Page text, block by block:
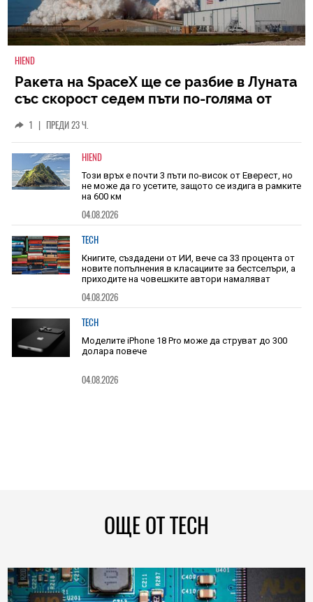
HIEND
Ракета на SpaceX ще се разбие в Луната
със скорост седем пъти по-голяма от
1 | ПРЕДИ 23 Ч.
HIEND
Този връх е почти 3 пъти по-висок от Еверест, но
не може да го усетите, защото се издига в рамките
на 600 км
04.08.2026
TECH
Книгите, създадени от ИИ, вече са 33 процента от
новите попълнения в класациите за бестселъри, а
приходите на човешките автори намаляват
04.08.2026
TECH
Моделите iPhone 18 Pro може да струват до 300
долара повече
04.08.2026
ОЩЕ ОТ TECH